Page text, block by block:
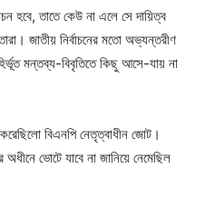
হবে, তাতে কেউ না এলে সে দায়িত্ব
জাতীয় নির্বাচনের মতো অভ্যন্তরীণ
মন্তব্য-বিবৃতিতে কিছু আসে-যায় না
বিএনপি নেতৃত্বাধীন জোট।
ভোটে যাবে না জানিয়ে নেমেছিল